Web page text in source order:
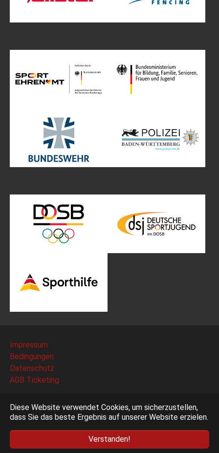
Diese Website verwendet Cookies, um sicherzustellen,
dass Sie das beste Ergebnis auf unserer Website erzielen.
Verstanden!
Impressum
Bedingungen
Datenschutz
AGB Ticketing
53117 Bonn